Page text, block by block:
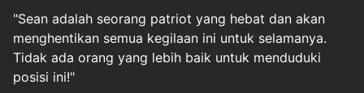
"Sean adalah seorang patriot yang hebat dan akan
menghentikan semua kegilaan ini untuk selamanya.
Tidak ada orang yang lebih baik untuk menduduki
posisi ini!"